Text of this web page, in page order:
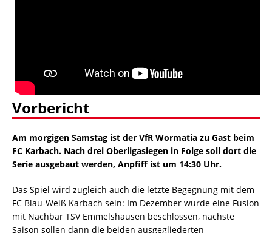
Vorbericht
Am morgigen Samstag ist der VfR Wormatia zu Gast beim
FC Karbach. Nach drei Oberligasiegen in Folge soll dort die
Serie ausgebaut werden, Anpfiff ist um 14:30 Uhr.
Das Spiel wird zugleich auch die letzte Begegnung mit dem
FC Blau-Weiß Karbach sein: Im Dezember wurde eine Fusion
mit Nachbar TSV Emmelshausen beschlossen, nächste
Saison sollen dann die beiden ausgegliederten